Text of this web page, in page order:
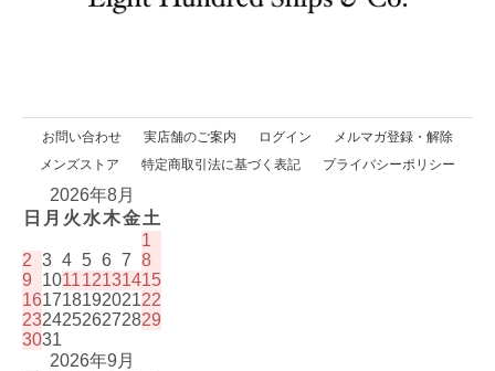
お問い合わせ 実店舗のご案内 ログイン
メルマガ登録・解除
メンズストア
特定商取引法に基づく表記 プライバシーポリシー
2026年8月
日 月 火 水木金土
1
2 3 4 5 6 7 8
9
101112131415
16171819202122
23242526272829
3031
2026年9月